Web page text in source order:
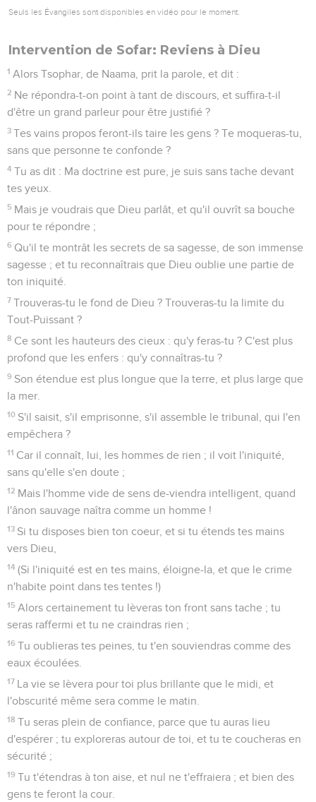
Seuls les Évangiles sont disponibles en vidéo pour le moment.
Intervention de Sofar: Reviens à Dieu
1 Alors Tsophar, de Naama, prit la parole, et dit :
2 Ne répondra-t-on point à tant de discours, et suffira-t-il
d'être un grand parleur pour être justifié ?
3 Tes vains propos feront-ils taire les gens ? Te moqueras-tu,
sans que personne te confonde ?
4 Tu as dit : Ma doctrine est pure, je suis sans tache devant
tes yeux.
5 Mais je voudrais que Dieu parlât, et qu'il ouvrît sa bouche
pour te répondre ;
6 Qu'il te montrât les secrets de sa sagesse, de son immense
sagesse ; et tu reconnaîtrais que Dieu oublie une partie de
ton iniquité.
7 Trouveras-tu le fond de Dieu ? Trouveras-tu la limite du
Tout-Puissant ?
8 Ce sont les hauteurs des cieux : qu'y feras-tu ? C'est plus
profond que les enfers : qu'y connaîtras-tu ?
9 Son étendue est plus longue que la terre, et plus large que
la mer.
10 S'il saisit, s'il emprisonne, s'il assemble le tribunal, qui l'en
empêchera ?
11 Car il connaît, lui, les hommes de rien ; il voit l'iniquité,
sans qu'elle s'en doute ;
12 Mais l'homme vide de sens de-viendra intelligent, quand
l'ânon sauvage naîtra comme un homme !
13 Si tu disposes bien ton coeur, et si tu étends tes mains
vers Dieu,
14 (Si l'iniquité est en tes mains, éloigne-la, et que le crime
n'habite point dans tes tentes !)
15 Alors certainement tu lèveras ton front sans tache ; tu
seras raffermi et tu ne craindras rien ;
16 Tu oublieras tes peines, tu t'en souviendras comme des
eaux écoulées.
17 La vie se lèvera pour toi plus brillante que le midi, et
l'obscurité même sera comme le matin.
18 Tu seras plein de confiance, parce que tu auras lieu
d'espérer ; tu exploreras autour de toi, et tu te coucheras en
sécurité ;
19 Tu t'étendras à ton aise, et nul ne t'effraiera ; et bien des
gens te feront la cour.